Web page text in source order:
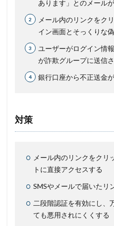
あります」とのメールが
メール内のリンクをク
イン画面とそっくりな
ユーザーがログイン情
が詐欺グループに送信
銀行口座から不正送金
対策
メール内のリンクをクリ
トに直接アクセスする
SMSやメールで届いたリ
二段階認証を有効にし、
ても悪用されにくくする